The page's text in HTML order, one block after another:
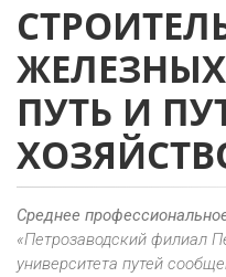
ПУТЬ И
Среднее
«Петрозаводский филиал
университета путей